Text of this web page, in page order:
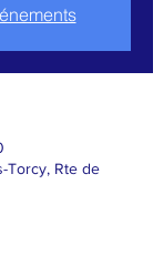
Torcy, Rte de